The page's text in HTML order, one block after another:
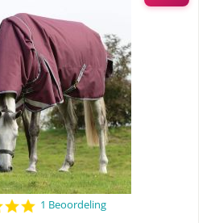
5.0
1 Beoordeling